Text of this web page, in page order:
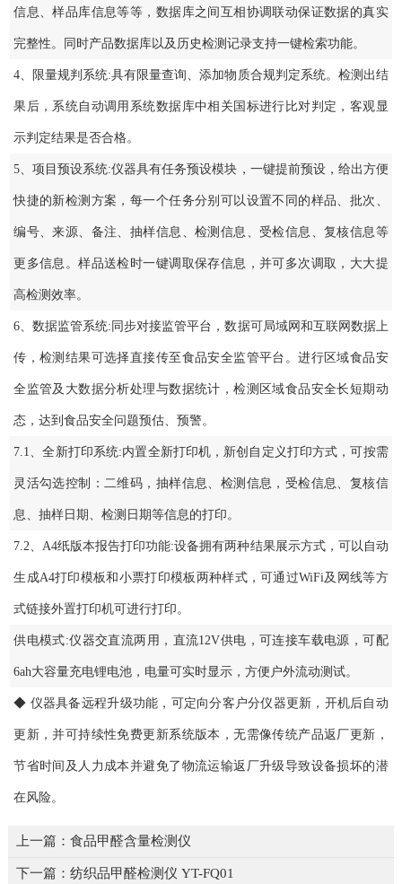
信息、样品库信息等等，数据库之间互相协调联动保证数据的真实
完整性。同时产品数据库以及历史检测记录支持一键检索功能。
4、限量规判系统:具有限量查询、添加物质合规判定系统。检测出结
果后，系统自动调用系统数据库中相关国标进行比对判定，客观显
示判定结果是否合格。
5、项目预设系统:仪器具有任务预设模块，一键提前预设，给出方便
快捷的新检测方案，每一个任务分别可以设置不同的样品、批次、
编号、来源、备注、抽样信息、检测信息、受检信息、复核信息等
更多信息。样品送检时一键调取保存信息，并可多次调取，大大提
高检测效率。
6、数据监管系统:同步对接监管平台，数据可局域网和互联网数据上
传，检测结果可选择直接传至食品安全监管平台。进行区域食品安
全监管及大数据分析处理与数据统计，检测区域食品安全长短期动
态，达到食品安全问题预估、预警。
7.1、全新打印系统:内置全新打印机，新创自定义打印方式，可按需
灵活勾选控制：二维码，抽样信息、检测信息，受检信息、复核信
息、抽样日期、检测日期等信息的打印。
7.2、A4纸版本报告打印功能:设备拥有两种结果展示方式，可以自动
生成A4打印模板和小票打印模板两种样式，可通过WiFi及网线等方
式链接外置打印机可进行打印。
供电模式:仪器交直流两用，直流12V供电，可连接车载电源，可配
6ah大容量充电锂电池，电量可实时显示，方便户外流动测试。
◆ 仪器具备远程升级功能，可定向分客户分仪器更新，开机后自动
更新，并可持续性免费更新系统版本，无需像传统产品返厂更新，
节省时间及人力成本并避免了物流运输返厂升级导致设备损坏的潜
在风险。
上一篇： 食品甲醛含量检测仪
下一篇： 纺织品甲醛检测仪 YT-FQ01